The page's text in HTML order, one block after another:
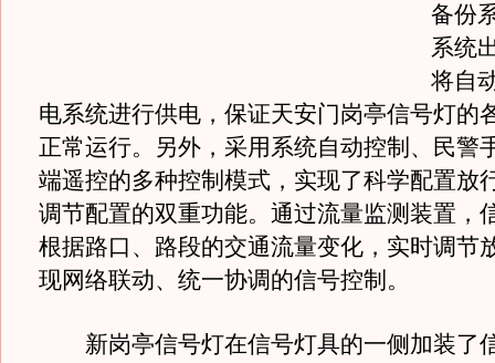
备份
系统
将自
电系统进行供电，保证天安门岗亭信号灯的
正常运行。另外，采用系统自动控制、民警
端遥控的多种控制模式，实现了科学配置放
调节配置的双重功能。通过流量监测装置，
根据路口、路段的交通流量变化，实时调节
现网络联动、统一协调的信号控制。
新岗亭信号灯在信号灯具的一侧加装了